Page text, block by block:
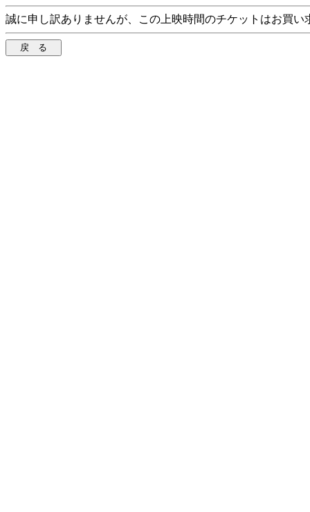
誠に申し訳ありませんが、この上映時間のチケットはお買い